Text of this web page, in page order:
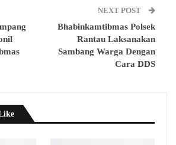
NEXT POST
Bhabinkamtibmas Polsek
Rantau Laksanakan
Sambang Warga Dengan
Cara DDS